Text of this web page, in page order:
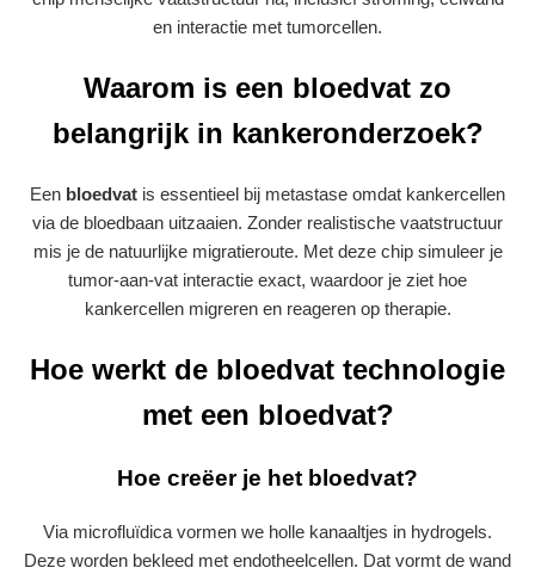
en interactie met tumorcellen.
Waarom is een bloedvat zo
belangrijk in kankeronderzoek?
Een bloedvat is essentieel bij metastase omdat kankercellen
via de bloedbaan uitzaaien. Zonder realistische vaatstructuur
mis je de natuurlijke migratieroute. Met deze chip simuleer je
tumor‑aan‑vat interactie exact, waardoor je ziet hoe
kankercellen migreren en reageren op therapie.
Hoe werkt de bloedvat technologie
met een bloedvat?
Hoe creëer je het bloedvat?
Via microfluïdica vormen we holle kanaaltjes in hydrogels.
Deze worden bekleed met endotheelcellen. Dat vormt de wand